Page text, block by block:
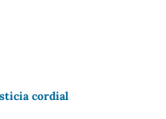
cordial